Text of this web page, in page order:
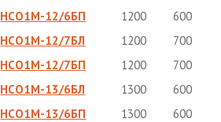
НСО1М-12/6БП
1200
600
НСО1М-12/7БЛ
1200
700
НСО1М-12/7БП
1200
700
НСО1М-13/6БЛ
1300
600
НСО1М-13/6БП
1300
600